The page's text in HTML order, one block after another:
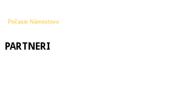
Počasie Námestovo
PARTNERI